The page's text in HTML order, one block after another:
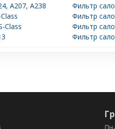
A207, A238 Фильтр
Фильтр
Class
Фильтр
Фильтр